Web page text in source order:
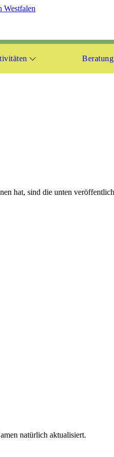
Beratung
hat, sind die unten
natürlich aktualisiert.